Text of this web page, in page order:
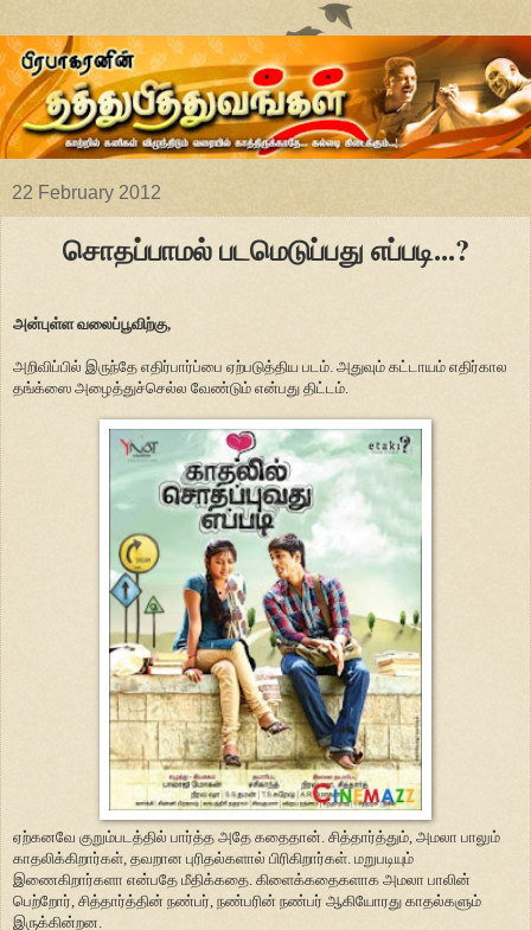
22 February 2012
சொதப்பாமல் படமெடுப்பது எப்படி...?
அன்புள்ள வலைப்பூவிற்கு,
அறிவிப்பில் இருந்தே எதிர்பார்ப்பை ஏற்படுத்திய படம். அதுவும் கட்டாயம் எதிர்கால
தங்க்ஸை அழைத்துச்செல்ல வேண்டும் என்பது திட்டம்.
ஏற்கனவே குறும்படத்தில் பார்த்த அதே கதைதான். சித்தார்த்தும், அமலா பாலும்
காதலிக்கிறார்கள், தவறான புரிதல்களால் பிரிகிறார்கள். மறுபடியும்
இணைகிறார்களா என்பதே மீதிக்கதை. கிளைக்கதைகளாக அமலா பாலின்
பெற்றோர், சித்தார்த்தின் நண்பர், நண்பரின் நண்பர் ஆகியோரது காதல்களும்
இருக்கின்றன.